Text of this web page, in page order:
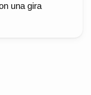
una gira